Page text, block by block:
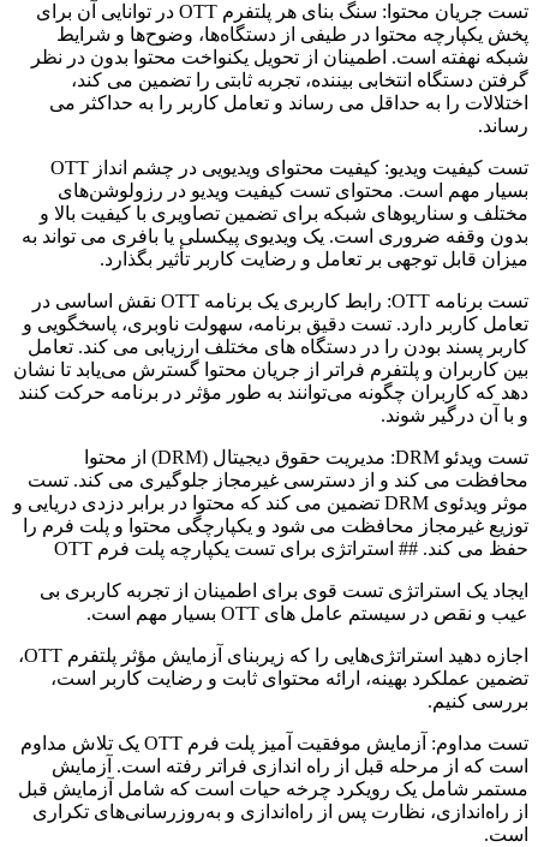
تست جریان محتوا: سنگ بنای هر پلتفرم OTT در توانایی آن برای
پخش یکپارچه محتوا در طیفی از دستگاه‌ها، وضوح‌ها و شرایط
شبکه نهفته است. اطمینان از تحویل یکنواخت محتوا بدون در نظر
گرفتن دستگاه انتخابی بیننده، تجربه ثابتی را تضمین می کند،
اختلالات را به حداقل می رساند و تعامل کاربر را به حداکثر می
رساند.
تست کیفیت ویدیو: کیفیت محتوای ویدیویی در چشم انداز OTT
بسیار مهم است. محتوای تست کیفیت ویدیو در رزولوشن‌های
مختلف و سناریوهای شبکه برای تضمین تصاویری با کیفیت بالا و
بدون وقفه ضروری است. یک ویدیوی پیکسلی یا بافری می تواند به
میزان قابل توجهی بر تعامل و رضایت کاربر تأثیر بگذارد.
تست برنامه OTT: رابط کاربری یک برنامه OTT نقش اساسی در
تعامل کاربر دارد. تست دقیق برنامه، سهولت ناوبری، پاسخگویی و
کاربر پسند بودن را در دستگاه های مختلف ارزیابی می کند. تعامل
بین کاربران و پلتفرم فراتر از جریان محتوا گسترش می‌یابد تا نشان
دهد که کاربران چگونه می‌توانند به طور مؤثر در برنامه حرکت کنند
و با آن درگیر شوند.
تست ویدئو DRM: مدیریت حقوق دیجیتال (DRM) از محتوا
محافظت می کند و از دسترسی غیرمجاز جلوگیری می کند. تست
موثر ویدئوی DRM تضمین می کند که محتوا در برابر دزدی دریایی و
توزیع غیرمجاز محافظت می شود و یکپارچگی محتوا و پلت فرم را
حفظ می کند. ## استراتژی برای تست یکپارچه پلت فرم OTT
ایجاد یک استراتژی تست قوی برای اطمینان از تجربه کاربری بی
عیب و نقص در سیستم عامل های OTT بسیار مهم است.
اجازه دهید استراتژی‌هایی را که زیربنای آزمایش مؤثر پلتفرم OTT،
تضمین عملکرد بهینه، ارائه محتوای ثابت و رضایت کاربر است،
بررسی کنیم.
تست مداوم: آزمایش موفقیت آمیز پلت فرم OTT یک تلاش مداوم
است که از مرحله قبل از راه اندازی فراتر رفته است. آزمایش
مستمر شامل یک رویکرد چرخه حیات است که شامل آزمایش قبل
از راه‌اندازی، نظارت پس از راه‌اندازی و به‌روزرسانی‌های تکراری
است.